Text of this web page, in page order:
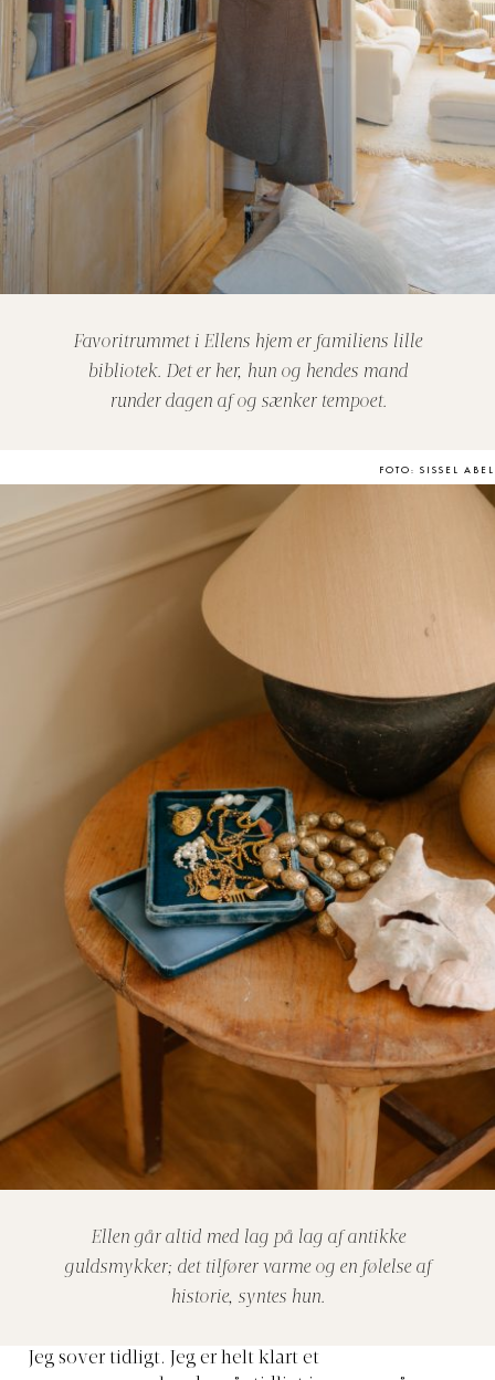
Favoritrummet i Ellens hjem er familiens lille
bibliotek. Det er her, hun og hendes mand
runder dagen af og sænker tempoet.
FOTO: SISSEL ABEL
Ellen går altid med lag på lag af antikke
guldsmykker; det tilfører varme og en følelse af
historie, syntes hun.
Jeg sover tidligt. Jeg er helt klart et